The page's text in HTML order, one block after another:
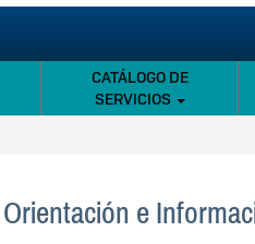
CATÁLOGO DE
SERVICIOS
Orientación e